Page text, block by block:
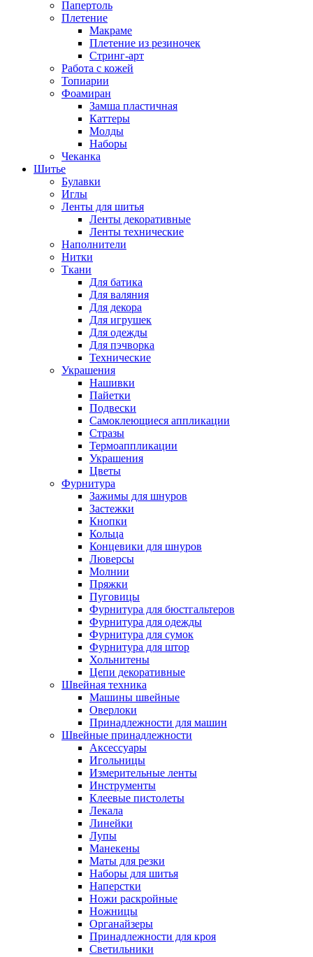
Папертоль
Плетение
Макраме
Плетение из резиночек
Стринг-арт
Работа с кожей
Топиарии
Фоамиран
Замша пластичная
Каттеры
Молды
Наборы
Чеканка
Шитье
Булавки
Иглы
Ленты для шитья
Ленты декоративные
Ленты технические
Наполнители
Нитки
Ткани
Для батика
Для валяния
Для декора
Для игрушек
Для одежды
Для пэчворка
Технические
Украшения
Нашивки
Пайетки
Подвески
Самоклеющиеся аппликации
Стразы
Термоаппликации
Украшения
Цветы
Фурнитура
Зажимы для шнуров
Застежки
Кнопки
Кольца
Концевики для шнуров
Люверсы
Молнии
Пряжки
Пуговицы
Фурнитура для бюстгальтеров
Фурнитура для одежды
Фурнитура для сумок
Фурнитура для штор
Хольнитены
Цепи декоративные
Швейная техника
Машины швейные
Оверлоки
Принадлежности для машин
Швейные принадлежности
Аксессуары
Игольницы
Измерительные ленты
Инструменты
Клеевые пистолеты
Лекала
Линейки
Лупы
Манекены
Маты для резки
Наборы для шитья
Наперстки
Ножи раскройные
Ножницы
Органайзеры
Принадлежности для кроя
Светильники